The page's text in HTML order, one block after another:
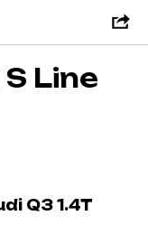
Line
Q3 1.4T